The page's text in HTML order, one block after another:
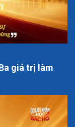
giá trị làm